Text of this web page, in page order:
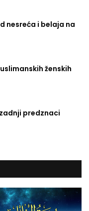
nesreća i belaja na
ženskih
predznaci